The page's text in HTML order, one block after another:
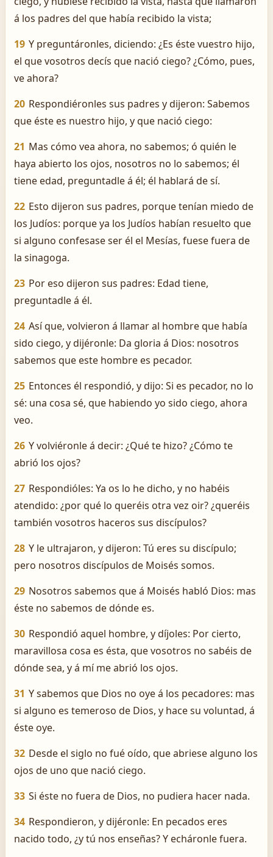
á los padres del que había recibido la vista;
19 Y preguntáronles, diciendo: ¿Es éste vuestro hijo,
el que vosotros decís que nació ciego? ¿Cómo, pues,
ve ahora?
20 Respondiéronles sus padres y dijeron: Sabemos
que éste es nuestro hijo, y que nació ciego:
21 Mas cómo vea ahora, no sabemos; ó quién le
haya abierto los ojos, nosotros no lo sabemos; él
tiene edad, preguntadle á él; él hablará de sí.
22 Esto dijeron sus padres, porque tenían miedo de
los Judíos: porque ya los Judíos habían resuelto que
si alguno confesase ser él el Mesías, fuese fuera de
la sinagoga.
23 Por eso dijeron sus padres: Edad tiene,
preguntadle á él.
24 Así que, volvieron á llamar al hombre que había
sido ciego, y dijéronle: Da gloria á Dios: nosotros
sabemos que este hombre es pecador.
25 Entonces él respondió, y dijo: Si es pecador, no lo
sé: una cosa sé, que habiendo yo sido ciego, ahora
veo.
26 Y volviéronle á decir: ¿Qué te hizo? ¿Cómo te
abrió los ojos?
27 Respondióles: Ya os lo he dicho, y no habéis
atendido: ¿por qué lo queréis otra vez oir? ¿queréis
también vosotros haceros sus discípulos?
28 Y le ultrajaron, y dijeron: Tú eres su discípulo;
pero nosotros discípulos de Moisés somos.
29 Nosotros sabemos que á Moisés habló Dios: mas
éste no sabemos de dónde es.
30 Respondió aquel hombre, y díjoles: Por cierto,
maravillosa cosa es ésta, que vosotros no sabéis de
dónde sea, y á mí me abrió los ojos.
31 Y sabemos que Dios no oye á los pecadores: mas
si alguno es temeroso de Dios, y hace su voluntad, á
éste oye.
32 Desde el siglo no fué oído, que abriese alguno los
ojos de uno que nació ciego.
33 Si éste no fuera de Dios, no pudiera hacer nada.
34 Respondieron, y dijéronle: En pecados eres
nacido todo, ¿y tú nos enseñas? Y echáronle fuera.